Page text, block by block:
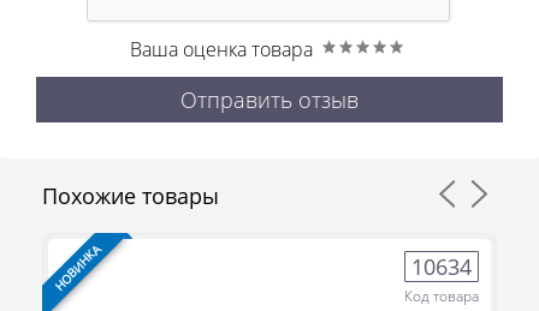
Ваша оценка товара
Отправить отзыв
Похожие товары
НОВИНКА 10634
Код товара